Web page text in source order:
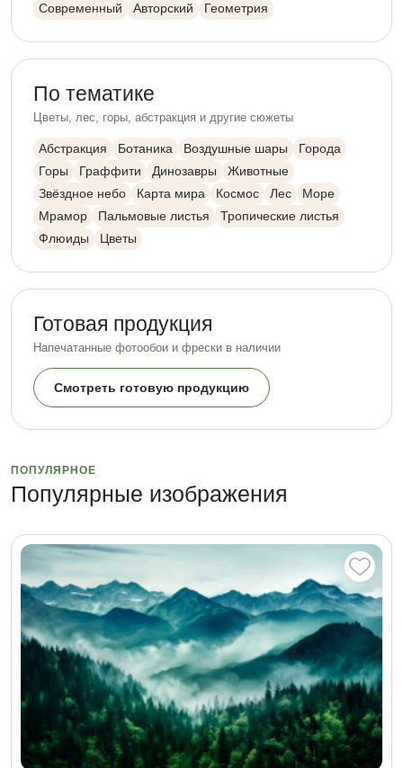
Современный
Авторский Геометрия
По тематике
Цветы, лес, горы, абстракция и другие сюжеты
Абстракция Ботаника Воздушные шары
Города
Горы
Граффити Динозавры
Животные
Звёздное небо
Карта мира Космос Лес
Море
Мрамор
Пальмовые листья
Тропические листья
Флюиды
Цветы
Готовая продукция
Напечатанные фотообои и фрески в наличии
Смотреть готовую продукцию
ПОПУЛЯРНОЕ
Популярные изображения